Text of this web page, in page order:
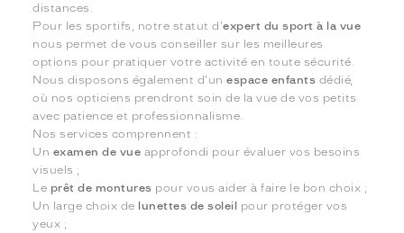
distances.
Pour les sportifs, notre statut d'expert du sport à la vue
nous permet de vous conseiller sur les meilleures
options pour pratiquer votre activité en toute sécurité.
Nous disposons également d'unespace enfants dédié,
où nos opticiens prendront soin de la vue de vos petits
avec patience et professionnalisme.
Nos services comprennent :
Un examen de vue approfondi pour évaluer vos besoins
visuels ;
Le prêt de montures pour vous aider à faire le bon choix ;
Un large choix de lunettes de soleil pour protéger vos
yeux ;